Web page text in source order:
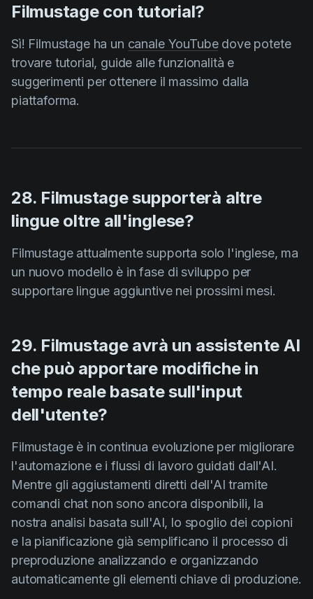
Filmustage con tutorial?
Sì! Filmustage ha un canale YouTubedove potete
trovare tutorial, guide alle funzionalità e
suggerimenti per ottenere il massimo dalla
piattaforma.
28. Filmustage supporterà altre
lingue oltre all'inglese?
Filmustage attualmente supporta solo l'inglese, ma
un nuovo modello è in fase di sviluppo per
supportare lingue aggiuntive nei prossimi mesi.
29. Filmustage avrà un assistente AI
che può apportare modifiche in
tempo reale basate sull'input
dell'utente?
Filmustage è in continua evoluzione per migliorare
l'automazione e i flussi di lavoro guidati dall'AI.
Mentre gli aggiustamenti diretti dell'AI tramite
comandi chat non sono ancora disponibili, la
nostra analisi basata sull'AI, lo spoglio dei copioni
e la pianificazione già semplificano il processo di
preproduzione analizzando e organizzando
automaticamente gli elementi chiave di produzione.